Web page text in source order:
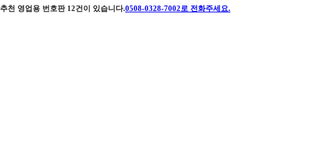
추천 영업용 번호판 12건이 있습니다.0508-0328-7002 로 전화주세요.